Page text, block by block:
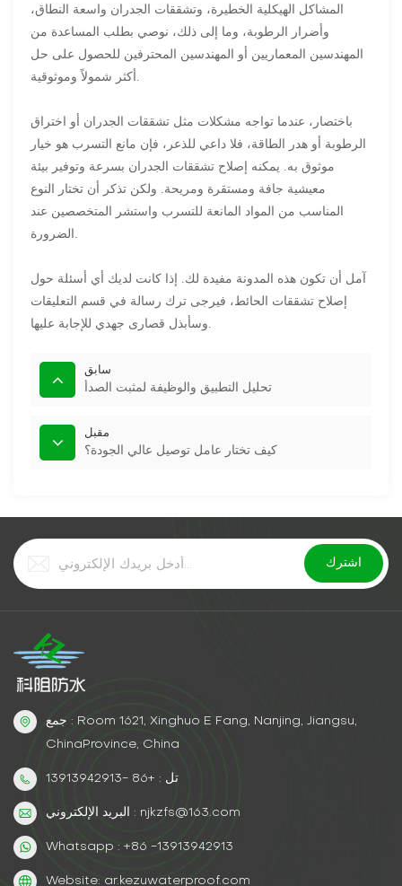
المشاكل الهيكلية الخطيرة، وتشققات الجدران واسعة النطاق،
وأضرار الرطوبة، وما إلى ذلك، نوصي بطلب المساعدة من
المهندسين المعماريين أو المهندسين المحترفين للحصول على حل
باختصار، عندما تواجه مشكلات مثل تشققات الجدران أو اختراق
الرطوبة أو هدر الطاقة، فلا داعي للذعر، فإن مانع التسرب هو خيار
موثوق به. يمكنه إصلاح تشققات الجدران بسرعة وتوفير بيئة
معيشية جافة ومستقرة ومريحة. ولكن تذكر أن تختار النوع
المناسب من المواد المانعة للتسرب واستشر المتخصصين عند
آمل أن تكون هذه المدونة مفيدة لك. إذا كانت لديك أي أسئلة حول
إصلاح تشققات الحائط، فيرجى ترك رسالة في قسم التعليقات
سابق
تحليل التطبيق والوظيفة لمثبت الصدأ
مقبل
كيف تختار عامل توصيل عالي الجودة؟
جمع : Room 1621, Xinghuo E Fang, Nanjing, Jiangsu,
ChinaProvince, China
تل : +86 -13913942913
البريد الإلكتروني : njkzfs@163.com
Whatsapp : +86 -13913942913
Website: ar.kezuwaterproof.com